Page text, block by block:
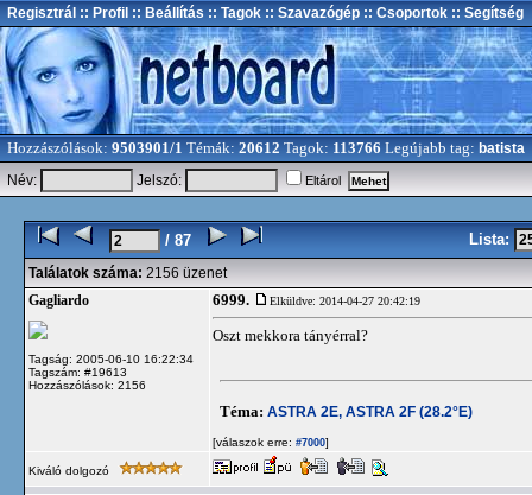
Regisztrál :: Profil :: Beállítás :: Tagok :: Szavazógép :: Csoportok :: Segítség
Hozzászólások: 9503901/1 Témák: 20612 Tagok: 113766 Legújabb tag: batista
Név:
Jelszó: Eltárol
/ 87 Lista:
Találatok száma: 2156 üzenet
Gagliardo
Tagság: 2005-06-10 16:22:34
Tagszám: #19613
Hozzászólások: 2156
6999. Elküldve: 2014-04-27 20:42:19
Oszt mekkora tányérral?
Téma: ASTRA 2E, ASTRA 2F (28.2°E)
[válaszok erre: #7000]
Kiváló dolgozó